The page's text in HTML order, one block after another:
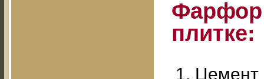
Фарфор
плитке:
Цемент